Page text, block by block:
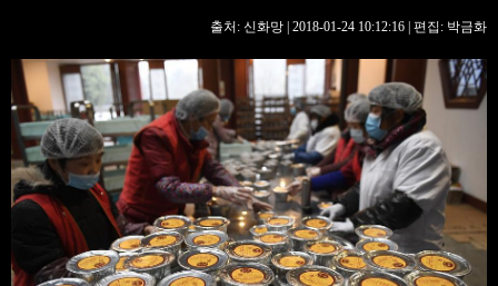
생생 중국어
출처: 신화망 | 2018-01-24 10:12:16 | 편집: 박금화